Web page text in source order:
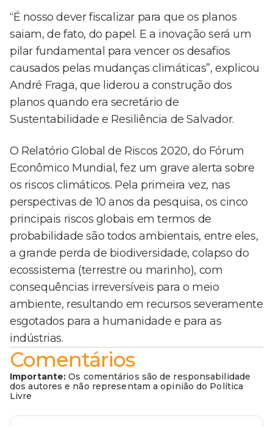
“É nosso dever fiscalizar para que os planos
saiam, de fato, do papel. E a inovação será um
pilar fundamental para vencer os desafios
causados pelas mudanças climáticas”, explicou
André Fraga, que liderou a construção dos
planos quando era secretário de
Sustentabilidade e Resiliência de Salvador.
O Relatório Global de Riscos 2020, do Fórum
Econômico Mundial, fez um grave alerta sobre
os riscos climáticos. Pela primeira vez, nas
perspectivas de 10 anos da pesquisa, os cinco
principais riscos globais em termos de
probabilidade são todos ambientais, entre eles,
a grande perda de biodiversidade, colapso do
ecossistema (terrestre ou marinho), com
consequências irreversíveis para o meio
ambiente, resultando em recursos severamente
esgotados para a humanidade e para as
indústrias.
Comentários
Importante: Os comentários são de responsabilidade
dos autores e não representam a opinião do Política
Livre